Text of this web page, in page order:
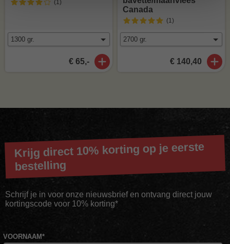
(1)
€ 65,-
Canada
(1)
€ 140,40
Krijg direct 10% korting op je eerste
bestelling
Schrijf je in voor onze nieuwsbrief en ontvang direct jouw
kortingscode voor 10% korting*
VOORNAAM*